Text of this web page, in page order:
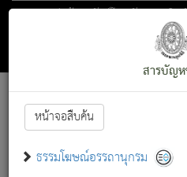
ตอน 1 ว่าด้วย สัตว์โลกกับจตุราริย
สารบัญ
หน้าจอสืบค้น
ธรรมโฆษณ์อรรถานุกรม
Font :15 ]||
สัตว์โลกนี้ เกิดความเดือดร้อน